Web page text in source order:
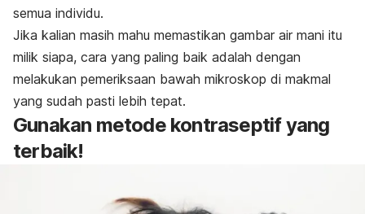
semua individu.
Jika kalian masih mahu memastikan gambar air mani itu
milik siapa, cara yang paling baik adalah dengan
melakukan pemeriksaan bawah mikroskop di makmal
yang sudah pasti lebih tepat.
Gunakan metode kontraseptif yang
terbaik!